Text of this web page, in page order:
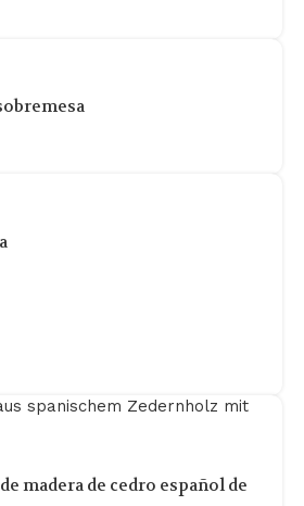
madera de cedro español de